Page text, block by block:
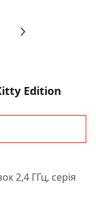
Edition
2,4 ГГц, серія